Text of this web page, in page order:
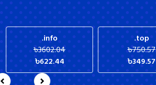
.info
৳3602.04
৳622.44
.top
৳750.57
৳349.57